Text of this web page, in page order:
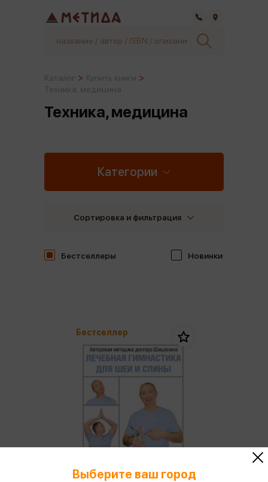
Техника, медицина
Категории
Бестселлеры Новинки
Сортировка и фильтрация
Бестселлер
Выберите ваш город